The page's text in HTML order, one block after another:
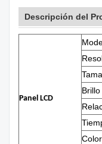
Descripción del
Panel LCD
Brillo